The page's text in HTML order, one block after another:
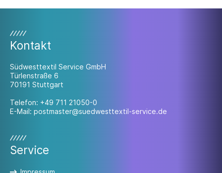
Kontakt
Südwesttextil Service GmbH
Türlenstraße 6
70191 Stuttgart
Telefon: +49 711 21050-0
E-Mail: postmaster@suedwesttextil-service.de
Service